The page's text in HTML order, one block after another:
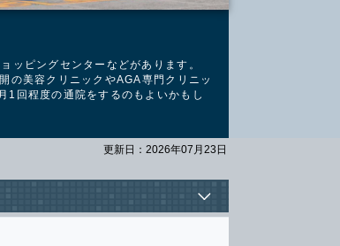
ッピングセンターなどがあります。
の美容クリニックやAGA専門クリニッ
1回程度の通院をするのもよいかもし
更新日：2026年07月23日